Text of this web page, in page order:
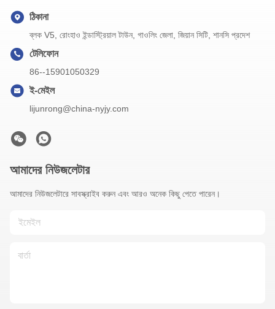
ঠিকানা
ব্লক V5, রোংহাও ইন্ডাস্ট্রিয়াল টাউন, গাওলিং জেলা, জিয়ান সিটি, শানসি প্রদেশ
টেলিফোন
86--15901050329
ই-মেইল
lijunrong@china-nyjy.com
আমাদের নিউজলেটার
আমাদের নিউজলেটারে সাবস্ক্রাইব করুন এবং আরও অনেক কিছু পেতে পারেন।